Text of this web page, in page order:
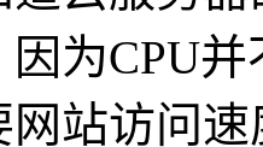
为CPU
网站访问